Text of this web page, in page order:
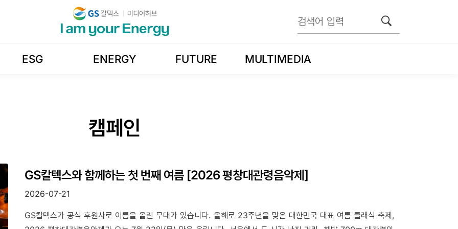
ESG ENERGY FUTURE MULTIMEDIA
캠페인
GS칼텍스와 함께하는 첫 번째 여름 [2026 평창대관령음악제]
2026-07-21
GS칼텍스가 공식 후원사로 이름을 올린 무대가 있습니다. 올해로 23주년을 맞은 대한민국 대표 여름 클래식 축제,